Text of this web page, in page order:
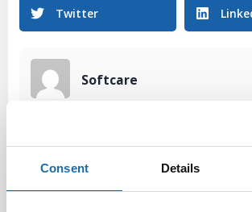
Consent Details
Twitter
Softcare